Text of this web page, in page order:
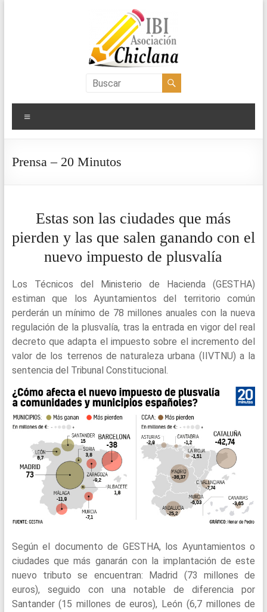
Asociación
IBI
Chiclana
Prensa – 20 Minutos
Estas son las ciudades que más
pierden y las que salen ganando con el
nuevo impuesto de plusvalía
Los Técnicos del Ministerio de Hacienda (GESTHA)
estiman que los Ayuntamientos del territorio común
perderán un mínimo de 78 millones anuales con la nueva
regulación de la plusvalía, tras la entrada en vigor del real
decreto que adapta el impuesto sobre el incremento del
valor de los terrenos de naturaleza urbana (IIVTNU) a la
sentencia del Tribunal Constitucional.
Según el documento de GESTHA, los Ayuntamientos o
ciudades que más ganarán con la implantación de este
nuevo tributo se encuentran: Madrid (73 millones de
euros), seguido con una notable de diferencia por
Santander (15 millones de euros), León (6,7 millones de